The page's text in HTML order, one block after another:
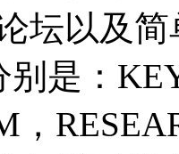
坛以及
是：
，